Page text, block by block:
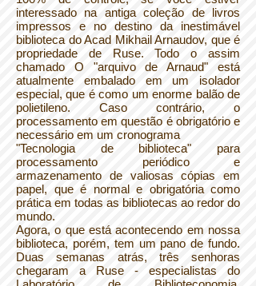
interessado na antiga coleção de livros
impressos e no destino da inestimável
biblioteca do Acad Mikhail Arnaudov, que é
propriedade de Ruse. Todo o assim
chamado O "arquivo de Arnaud" está
atualmente embalado em um isolador
especial, que é como um enorme balão de
polietileno. Caso contrário, o
processamento em questão é obrigatório e
necessário em um cronograma
"Tecnologia de biblioteca" para
processamento periódico e
armazenamento de valiosas cópias em
papel, que é normal e obrigatória como
prática em todas as bibliotecas ao redor do
mundo.
Agora, o que está acontecendo em nossa
biblioteca, porém, tem um pano de fundo.
Duas semanas atrás, três senhoras
chegaram a Ruse - especialistas do